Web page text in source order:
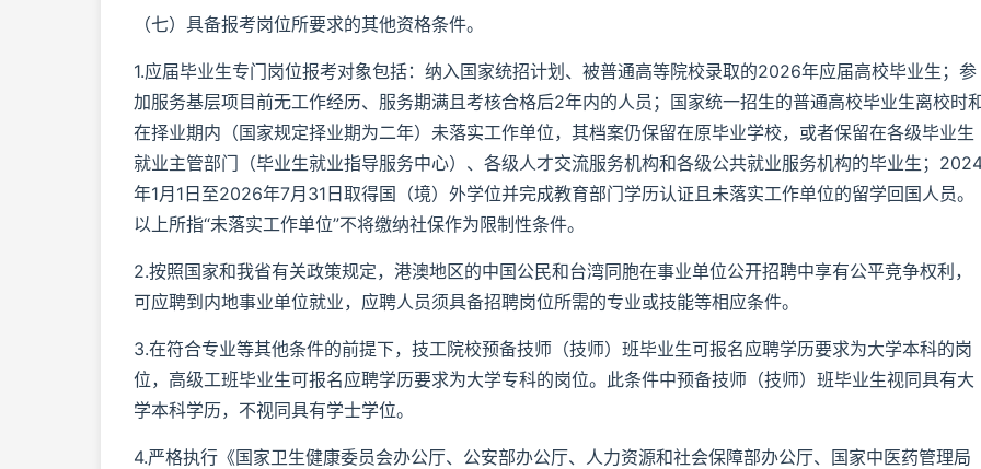
（七）具备报考岗位所要求的其他资格条件。
1.应届毕业生专门岗位报考对象包括：纳入国家统招计划、被普通高等院校录取的2026年应届高校毕业生；参
加服务基层项目前无工作经历、服务期满且考核合格后2年内的人员；国家统一招生的普通高校毕业生离校时
在择业期内（国家规定择业期为二年）未落实工作单位，其档案仍保留在原毕业学校，或者保留在各级毕业生
就业主管部门（毕业生就业指导服务中心）、各级人才交流服务机构和各级公共就业服务机构的毕业生；
年1月1日至2026年7月31日取得国（境）外学位并完成教育部门学历认证且未落实工作单位的留学回国人员。
以上所指“未落实工作单位”不将缴纳社保作为限制性条件。
2.按照国家和我省有关政策规定，港澳地区的中国公民和台湾同胞在事业单位公开招聘中享有公平竞争权利，
可应聘到内地事业单位就业，应聘人员须具备招聘岗位所需的专业或技能等相应条件。
3.在符合专业等其他条件的前提下，技工院校预备技师（技师）班毕业生可报名应聘学历要求为大学本科的岗
位，高级工班毕业生可报名应聘学历要求为大学专科的岗位。此条件中预备技师（技师）班毕业生视同具有大
学本科学历，不视同具有学士学位。
4.严格执行《国家卫生健康委员会办公厅、公安部办公厅、人力资源和社会保障部办公厅、国家中医药管理局